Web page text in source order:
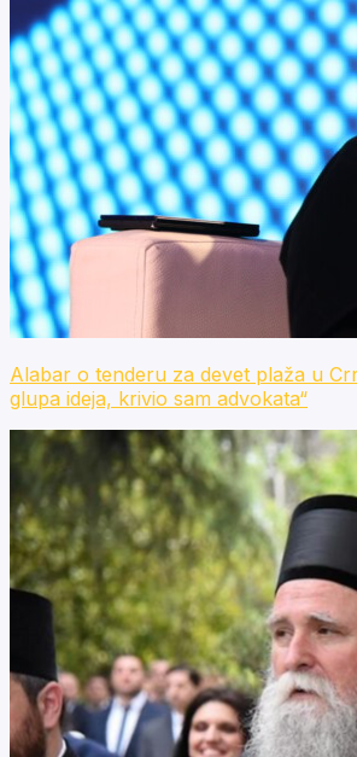
Alabar o tenderu za devet plaža u
glupa ideja, krivio sam advokata“